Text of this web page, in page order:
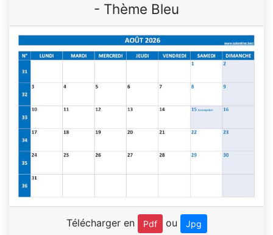
- Thème Bleu
Télécharger en Pdf ou Jpg